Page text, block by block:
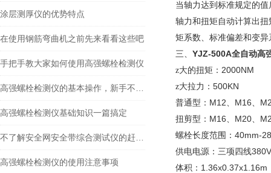
涂层测厚仪的优势特点
在使用钢筋弯曲机之前先来看看这些吧
手把手教大家如何使用高强螺栓检测仪
高强螺栓检测仪基础知识一篇搞定
高强螺栓检测仪的使用注意事项
当轴力达到标准规定的
轴力和扭矩自动计算出
矩系数、标准偏差和变
三、 YJZ-500A全自动高
z大的扭矩： 2000NM
z大拉力： 500KN
普通型： M12、 M16、
扭剪型： M16、 M20、
螺栓长度范围： 40mm-
供电电源：三项四线
体积： 1.36x0.37x1.16m